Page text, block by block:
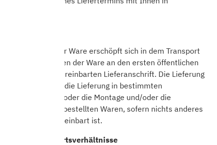
Die Lieferung der Ware erschöpft sich in dem Transport
und dem Entladen der Ware an den ersten öffentlichen
Bordstein der vereinbarten Lieferanschrift. Die Lieferung
beinhaltet nicht die Lieferung in bestimmten
Räumlichkeiten oder die Montage und/oder die
Installation der bestellten Waren, sofern nichts anderes
ausdrücklich vereinbart ist.
Erforderliche Ortsverhältnisse